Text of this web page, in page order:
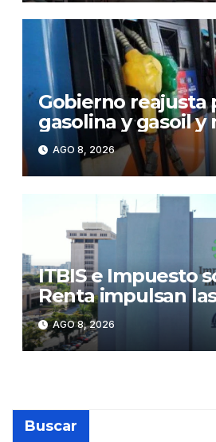
Gobierno reajusta
gasolina y gasoil y
congelado el GLP
AGO 8, 2026
ITBIS e Impuesto
Renta impulsan
recaudaciones de
superan los
millones en julio
AGO 8, 2026
Buscar